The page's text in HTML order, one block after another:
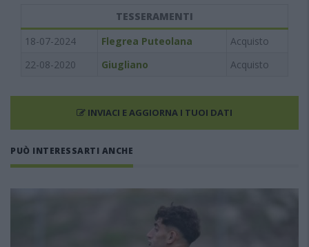
TESSERAMENTI
18-07-2024
Flegrea Puteolana
Acquisto
22-08-2020
Giugliano Acquisto
INVIACI E AGGIORNA I TUOI DATI
PUÒ INTERESSARTI ANCHE